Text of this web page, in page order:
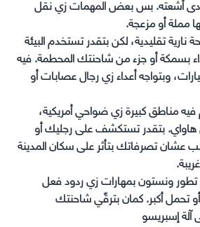
أشعته. بس بعض المهمات زي نقل
مملة أو مزعجة.
تقليدية، لكن بتقدر تستخدم البيئة
بسمكة أو جزء من شاحنتك المحطمة. فيه
وبتواجه أعداء زي رجال عصابات أو
فيه مناطق كبيرة زي ضواحي أمريكية،
هاواي. بتقدر تستكشف على رجليك أو
عشان تصرفاتك بتأثر على سكان المدينة
تطور ونستون بمهارات زي ردود فعل
أكبر. كمان بترقّي شاحنتك
إسبريسو